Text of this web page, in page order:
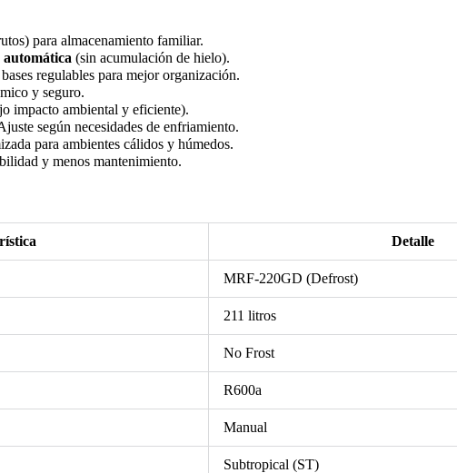
para almacenamiento familiar.
automática (sin acumulación de hielo).
regulables para mejor organización.
y seguro.
impacto ambiental y eficiente).
según necesidades de enfriamiento.
para ambientes cálidos y húmedos.
y menos mantenimiento.
Detalle
MRF-220GD (Defrost)
211 litros
No Frost
R600a
Manual
Subtropical (ST)